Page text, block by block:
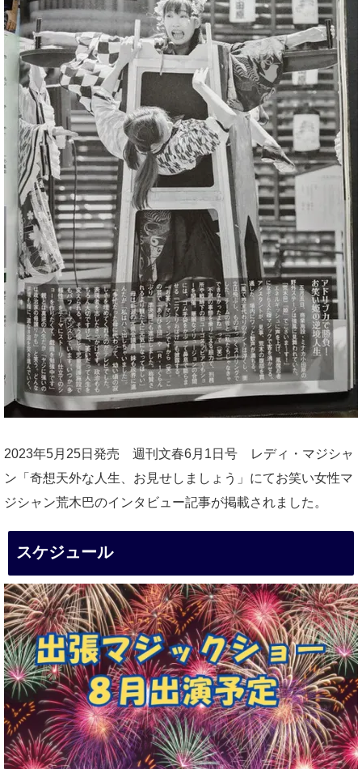
2023年5月25日発売 週刊文春6月1日号 レディ・マジシャ
ン「奇想天外な人生、お見せしましょう」にてお笑い女性マ
ジシャン荒木巴のインタビュー記事が掲載されました。
スケジュール